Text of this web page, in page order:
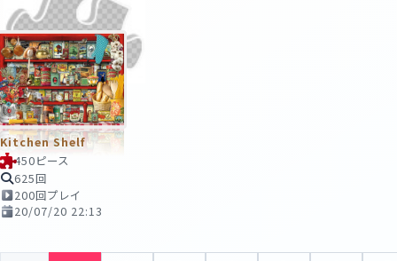
Kitchen Shelf
450ピース
625回
200回プレイ
20/07/20 22:13